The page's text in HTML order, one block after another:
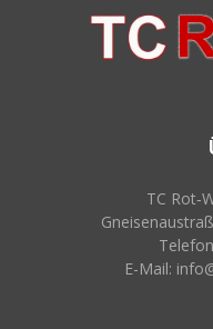
TC
E-Mail: